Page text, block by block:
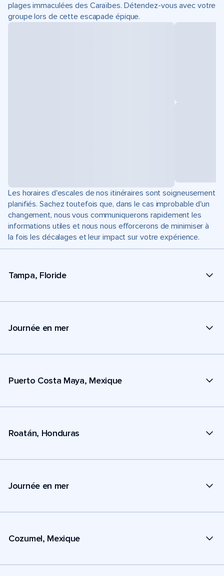
plages immaculées des Caraïbes. Détendez-vous avec votre
groupe lors de cette escapade épique.
Les horaires d'escales de nos itinéraires sont soigneusement
planifiés. Sachez toutefois que, dans le cas improbable d'un
changement, nous vous communiquerons rapidement les
informations utiles et nous nous efforcerons de minimiser à
la fois les décalages et leur impact sur votre expérience.
Tampa, Floride
Journée en mer
Puerto Costa Maya, Mexique
Roatán, Honduras
Journée en mer
Cozumel, Mexique